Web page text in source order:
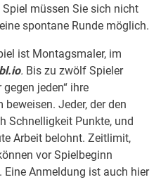
müssen Sie sich nicht
spontane Runde möglich.
ist Montagsmaler, im
. Bis zu zwölf Spieler
jeden“ ihre
Jeder, der den
Schnelligkeit Punkte, und
Arbeit belohnt. Zeitlimit,
vor Spielbeginn
Anmeldung ist auch hier